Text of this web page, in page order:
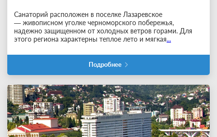
Санаторий расположен в поселке Лазаревское
— живописном уголке черноморского побережья,
надежно защищенном от холодных ветров горами. Для
этого региона характерны теплое лето и мягкая...
Подробнее